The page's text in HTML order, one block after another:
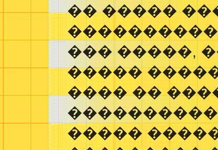
�� �����
��� �����,
�����
���� ��
�����